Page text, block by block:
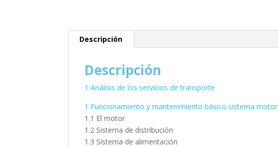
Descripción
Descripción
1 Análisis de los servicios de transporte
1 Funcionamiento y mantenimiento básico sistema motor
1.1 El motor
1.2 Sistema de distribución
1.3 Sistema de alimentación